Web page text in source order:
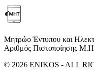
Μητρώο Έντυπου και
Αριθμός Πιστοποίησης
© 2026 ENIKOS - ALL